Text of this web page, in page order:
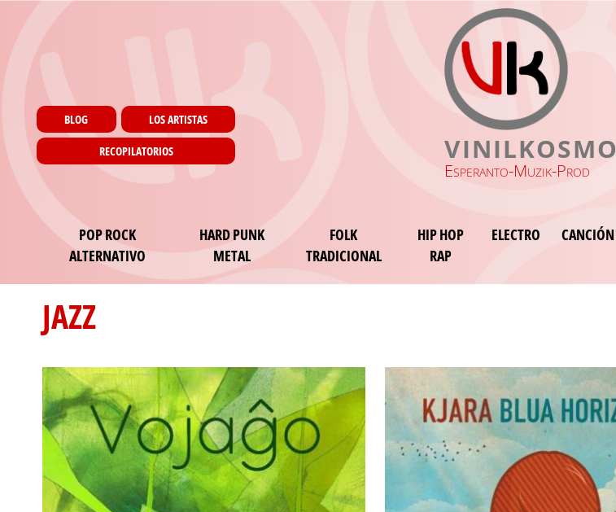
VINILKOSMO
Esperanto-Muzik-Prod
PagesBLOG LOS ARTISTAS
RECOPILATORIOS
POP ROCK
ALTERNATIVO
HARD PUNK
METAL
FOLK
TRADICIONAL
HIP HOP
RAP
ELECTRO CANCIÓN
JAZZ